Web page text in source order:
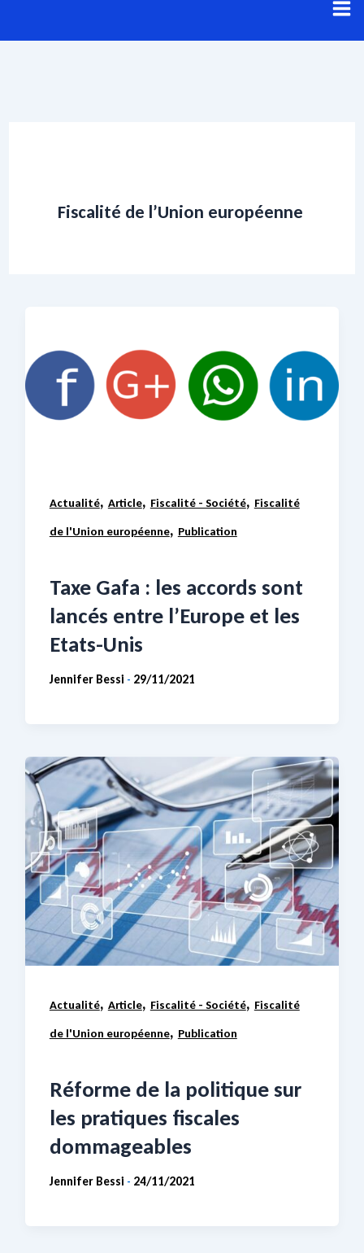
au
Fiscalité de l’Union européenne
Actualité, Article, Fiscalité - Société, Fiscalité
de l'Union européenne, Publication
Taxe Gafa : les accords sont
lancés entre l’Europe et les
Etats-Unis
Jennifer Bessi - 29/11/2021
Actualité, Article, Fiscalité - Société, Fiscalité
de l'Union européenne, Publication
Réforme de la politique sur
les pratiques fiscales
dommageables
Jennifer Bessi - 24/11/2021